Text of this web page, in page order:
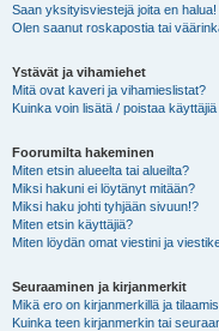
Saan yksityisviestejä joita en halua!
Olen saanut roskapostia tai
Ystävät ja vihamiehet
Mitä ovat kaveri ja vihamieslistat?
Kuinka voin lisätä / poistaa
Foorumilta hakeminen
Miten etsin alueelta tai alueilta?
Miksi hakuni ei löytänyt mitään?
Miksi haku johti tyhjään sivuun!?
Miten etsin käyttäjiä?
Miten löydän omat viestini ja
Seuraaminen ja kirjanmerkit
Mikä ero on kirjanmerkillä ja
Kuinka teen kirjanmerkin tai